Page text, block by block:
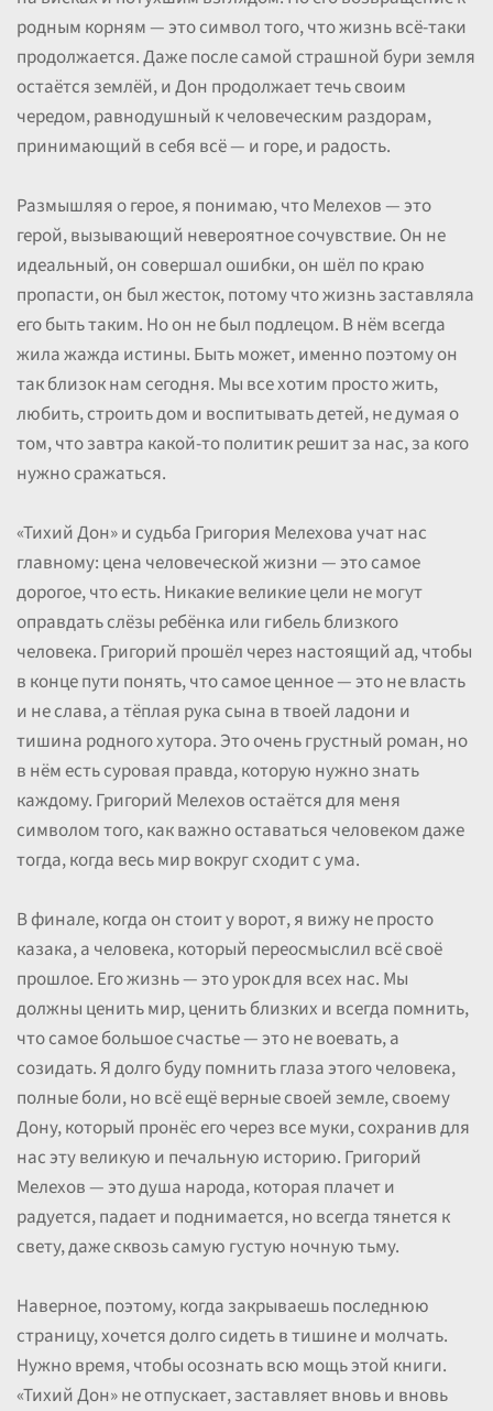
родным корням — это символ того, что жизнь всё-таки
продолжается. Даже после самой страшной бури земля
остаётся землёй, и Дон продолжает течь своим
чередом, равнодушный к человеческим раздорам,
принимающий в себя всё — и горе, и радость.
Размышляя о герое, я понимаю, что Мелехов — это
герой, вызывающий невероятное сочувствие. Он не
идеальный, он совершал ошибки, он шёл по краю
пропасти, он был жесток, потому что жизнь заставляла
его быть таким. Но он не был подлецом. В нём всегда
жила жажда истины. Быть может, именно поэтому он
так близок нам сегодня. Мы все хотим просто жить,
любить, строить дом и воспитывать детей, не думая о
том, что завтра какой-то политик решит за нас, за кого
нужно сражаться.
«Тихий Дон» и судьба Григория Мелехова учат нас
главному: цена человеческой жизни — это самое
дорогое, что есть. Никакие великие цели не могут
оправдать слёзы ребёнка или гибель близкого
человека. Григорий прошёл через настоящий ад, чтобы
в конце пути понять, что самое ценное — это не власть
и не слава, а тёплая рука сына в твоей ладони и
тишина родного хутора. Это очень грустный роман, но
в нём есть суровая правда, которую нужно знать
каждому. Григорий Мелехов остаётся для меня
символом того, как важно оставаться человеком даже
тогда, когда весь мир вокруг сходит с ума.
В финале, когда он стоит у ворот, я вижу не просто
казака, а человека, который переосмыслил всё своё
прошлое. Его жизнь — это урок для всех нас. Мы
должны ценить мир, ценить близких и всегда помнить,
что самое большое счастье — это не воевать, а
созидать. Я долго буду помнить глаза этого человека,
полные боли, но всё ещё верные своей земле, своему
Дону, который пронёс его через все муки, сохранив для
нас эту великую и печальную историю. Григорий
Мелехов — это душа народа, которая плачет и
радуется, падает и поднимается, но всегда тянется к
свету, даже сквозь самую густую ночную тьму.
Наверное, поэтому, когда закрываешь последнюю
страницу, хочется долго сидеть в тишине и молчать.
Нужно время, чтобы осознать всю мощь этой книги.
«Тихий Дон» не отпускает, заставляет вновь и вновь